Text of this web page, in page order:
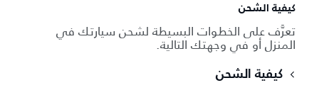
كيفية الشحن
تعرَّف على الخطوات البسيطة لشحن سيارتك في
المنزل أو في وجهتك التالية.
كيفية الشحن